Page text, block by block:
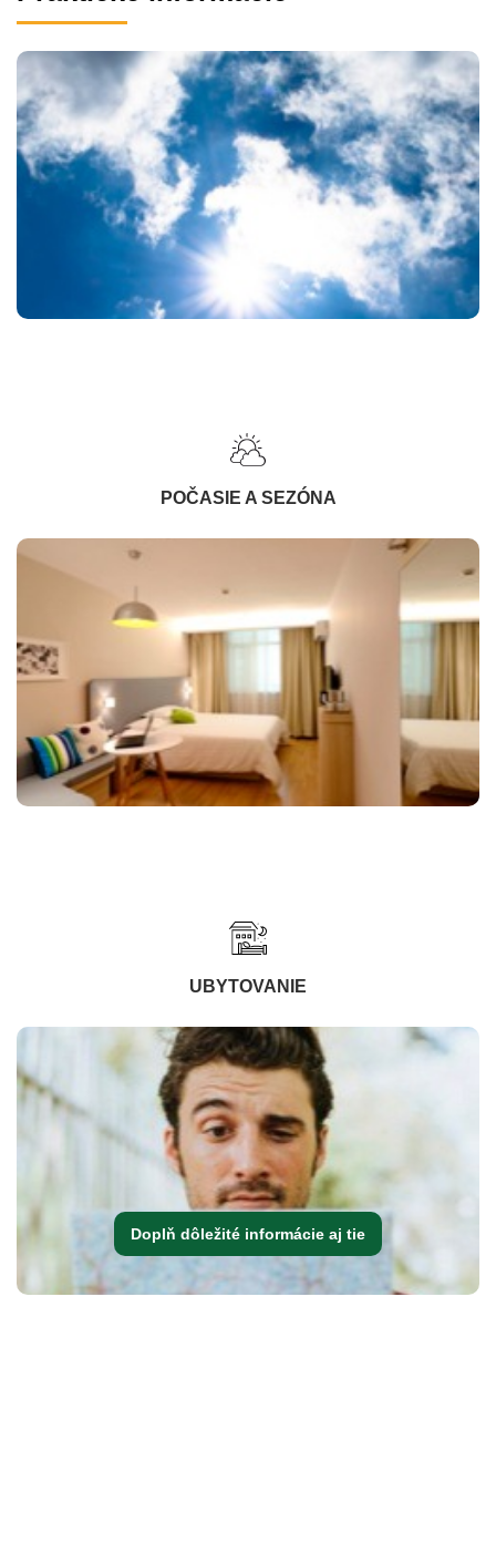
POČASIE A SEZÓNA
UBYTOVANIE
Doplň dôležité informácie aj tie